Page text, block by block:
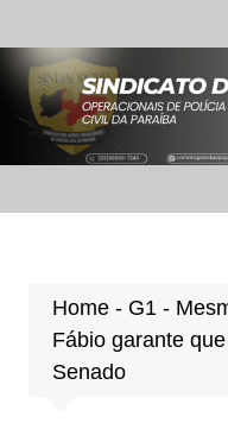
para
conteúdo
Home- G1 -
Fábio garante
Senado